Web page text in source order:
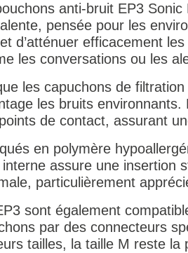
anti-bruit EP3
pensée pour les
d’atténuer efficacement
les conversations ou les
les capuchons de
les bruits
de contact, assurant
en polymère
interne assure une insertion
particulièrement
sont également
par des connecteurs
tailles, la taille M reste